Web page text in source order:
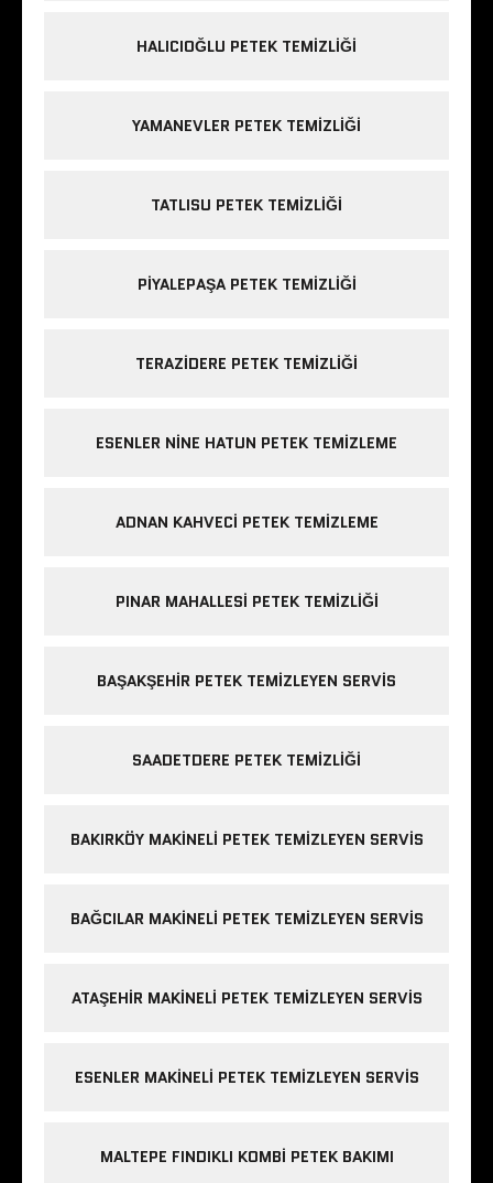
HALICIOĞLU PETEK TEMIZLIĞI
YAMANEVLER PETEK TEMIZLIĞI
TATLISU PETEK TEMIZLIĞI
PIYALEPAŞA PETEK TEMIZLIĞI
TERAZIDERE PETEK TEMIZLIĞI
ESENLER NINE HATUN PETEK TEMIZLEME
ADNAN KAHVECI PETEK TEMIZLEME
PINAR MAHALLESI PETEK TEMIZLIĞI
BAŞAKŞEHIR PETEK TEMIZLEYEN SERVIS
SAADETDERE PETEK TEMIZLIĞI
BAKIRKÖY MAKINELI PETEK TEMIZLEYEN SERVIS
BAĞCILAR MAKINELI PETEK TEMIZLEYEN SERVIS
ATAŞEHIR MAKINELI PETEK TEMIZLEYEN SERVIS
ESENLER MAKINELI PETEK TEMIZLEYEN SERVIS
MALTEPE FINDIKLI KOMBI PETEK BAKIMI